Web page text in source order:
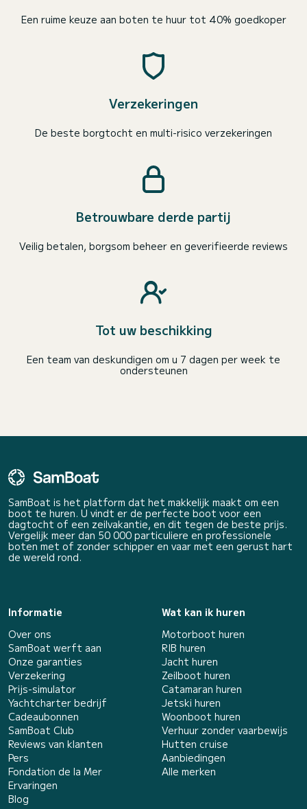
Een ruime keuze aan boten te huur tot 40% goedkoper
Verzekeringen
De beste borgtocht en multi-risico verzekeringen
Betrouwbare derde partij
Veilig betalen, borgsom beheer en geverifieerde reviews
Tot uw beschikking
Een team van deskundigen om u 7 dagen per week te
ondersteunen
SamBoat is het platform dat het makkelijk maakt om een
boot te huren. U vindt er de perfecte boot voor een
dagtocht of een zeilvakantie, en dit tegen de beste prijs.
Vergelijk meer dan 50 000 particuliere en professionele
boten met of zonder schipper en vaar met een gerust hart
de wereld rond.
Informatie
Over ons
SamBoat werft aan
Onze garanties
Verzekering
Prijs-simulator
Yachtcharter bedrijf
Cadeaubonnen
SamBoat Club
Reviews van klanten
Pers
Fondation de la Mer
Ervaringen
Blog
Wat kan ik huren
Motorboot huren
RIB huren
Jacht huren
Zeilboot huren
Catamaran huren
Jetski huren
Woonboot huren
Verhuur zonder vaarbewijs
Hutten cruise
Aanbiedingen
Alle merken